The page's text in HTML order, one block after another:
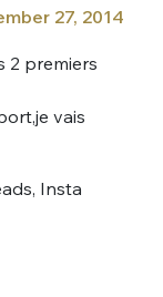
27, 2014
2 premiers
vais
Insta